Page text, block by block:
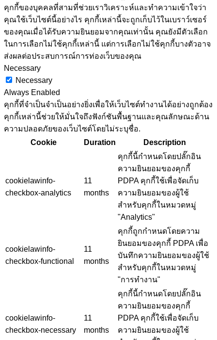
คุกกี้ของบุคคลที่สามที่ช่วยเราวิเคราะห์และทำความเข้าใจว่า
คุณใช้เว็บไซต์นี้อย่างไร คุกกี้เหล่านี้จะถูกเก็บไว้ในเบราว์เซอร์
ของคุณเมื่อได้รับความยินยอมจากคุณเท่านั้น คุณยังมีตัวเลือก
ในการเลือกไม่ใช้คุกกี้เหล่านี้ แต่การเลือกไม่ใช้คุกกี้บางตัวอาจ
ส่งผลต่อประสบการณ์การท่องเว็บของคุณ
Necessary
Necessary
Always Enabled
คุกกี้ที่จำเป็นจำเป็นอย่างยิ่งเพื่อให้เว็บไซต์ทำงานได้อย่างถูกต้อง
คุกกี้เหล่านี้ช่วยให้มั่นใจถึงฟังก์ชันพื้นฐานและคุณลักษณะด้าน
ความปลอดภัยของเว็บไซต์โดยไม่ระบุชื่อ.
Cookie
Duration Description
cookielawinfo-
checkbox-analytics
11
months
คุกกี้นี้กำหนดโดยปลั๊กอิน
ความยินยอมของคุกกี้
PDPA คุกกี้ใช้เพื่อจัดเก็บ
ความยินยอมของผู้ใช้
สำหรับคุกกี้ในหมวดหมู่
"Analytics"
cookielawinfo-
checkbox-functional
11
months
คุกกี้ถูกกำหนดโดยความ
ยินยอมของคุกกี้ PDPA เพื่อ
บันทึกความยินยอมของผู้ใช้
สำหรับคุกกี้ในหมวดหมู่
"การทำงาน"
cookielawinfo-
checkbox-necessary
11
months
คุกกี้นี้กำหนดโดยปลั๊กอิน
ความยินยอมของคุกกี้
PDPA คุกกี้ใช้เพื่อจัดเก็บ
ความยินยอมของผู้ใช้